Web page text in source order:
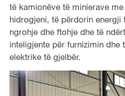
të kamionëve të minierave
hidrogjeni, të përdorin energji
ngrohje dhe ftohje dhe të
inteligjente për furnizimin dhe
elektrike të gjelbër.